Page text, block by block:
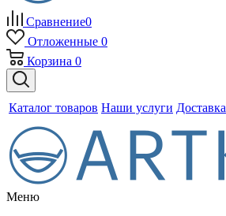
Сравнение0
Отложенные 0
Корзина 0
Каталог товаров Наши услуги Доставка
Меню